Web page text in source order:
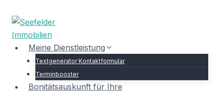
Inhalt
springen
Meine Dienstleistung
Textgenerator Kontaktformular
Terminbooster
Bonitätsauskunft für Ihre